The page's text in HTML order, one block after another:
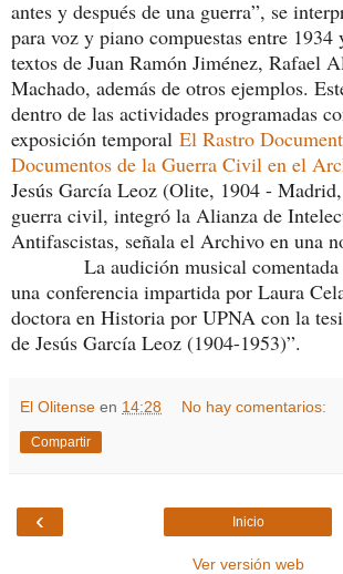
antes y después de una guerra”, se
para voz y piano compuestas entre 1934
textos de Juan Ramón Jiménez, Rafael
Machado, además de otros ejemplos.
dentro de las actividades programadas
exposición temporal El Rastro
Documentos de la Guerra Civil en el
Jesús García Leoz (Olite, 1904 -
guerra civil, integró la Alianza de
Antifascistas, señala el Archivo en una
La audición musical comentada
una conferencia impartida por Laura
doctora en Historia por UPNA con la
de Jesús García Leoz (1904-1953)”.
El Olitense en 14:28 No hay comentarios:
Compartir
‹ Inicio
Ver versión web